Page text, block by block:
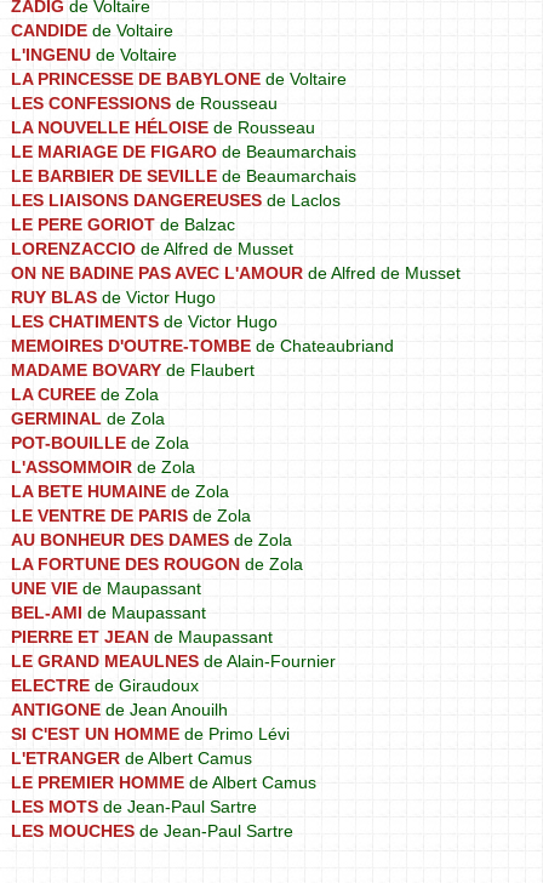
ZADIG de Voltaire
CANDIDE de Voltaire
L'INGENU de Voltaire
LA PRINCESSE DE BABYLONE de Voltaire
LES CONFESSIONS de Rousseau
LA NOUVELLE HÉLOISE de Rousseau
LE MARIAGE DE FIGARO de Beaumarchais
LE BARBIER DE SEVILLE de Beaumarchais
LES LIAISONS DANGEREUSES de Laclos
LE PERE GORIOT de Balzac
LORENZACCIO de Alfred de Musset
ON NE BADINE PAS AVEC L'AMOUR de Alfred de Musset
RUY BLAS de Victor Hugo
LES CHATIMENTS de Victor Hugo
MEMOIRES D'OUTRE-TOMBE de Chateaubriand
MADAME BOVARY de Flaubert
LA CUREE de Zola
GERMINAL de Zola
POT-BOUILLE de Zola
L'ASSOMMOIR de Zola
LA BETE HUMAINE de Zola
LE VENTRE DE PARIS de Zola
AU BONHEUR DES DAMES de Zola
LA FORTUNE DES ROUGON de Zola
UNE VIE de Maupassant
BEL-AMI de Maupassant
PIERRE ET JEAN de Maupassant
LE GRAND MEAULNES de Alain-Fournier
ELECTRE de Giraudoux
ANTIGONE de Jean Anouilh
SI C'EST UN HOMME de Primo Lévi
L'ETRANGER de Albert Camus
LE PREMIER HOMME de Albert Camus
LES MOTS de Jean-Paul Sartre
LES MOUCHES de Jean-Paul Sartre